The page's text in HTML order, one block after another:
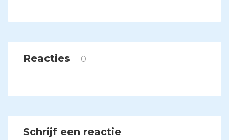
Reacties 0
Schrijf een reactie